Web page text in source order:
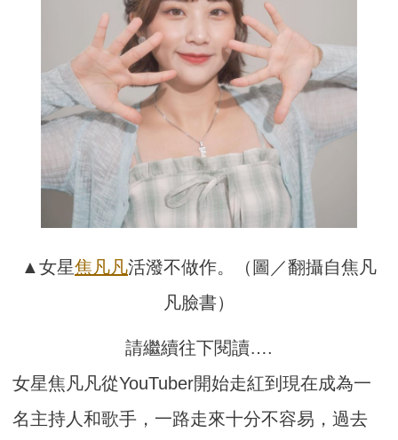
▲女星焦凡凡活潑不做作。（圖／翻攝自焦凡
凡臉書）
請繼續往下閱讀….
女星焦凡凡從YouTuber開始走紅到現在成為一
名主持人和歌手，一路走來十分不容易，過去